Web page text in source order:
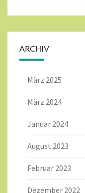
ARCHIV
März 2025
März 2024
Januar 2024
August 2023
Februar 2023
Dezember 2022